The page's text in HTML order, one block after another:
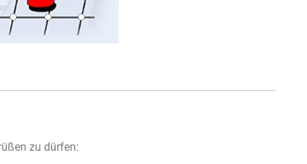
zu dürfen: